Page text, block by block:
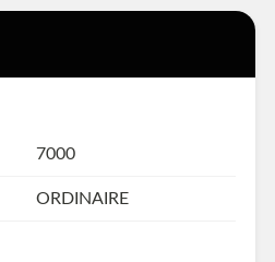
7000
ORDINAIRE